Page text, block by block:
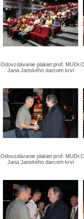
Odovzdávanie plakiet prof. MUDr.
Jana Janského darcom krvi
Odovzdávanie plakiet prof. MUDr.
Jana Janského darcom krvi